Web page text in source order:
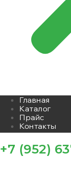
Главная
Каталог
Прайс
Контакты
+7 (952)